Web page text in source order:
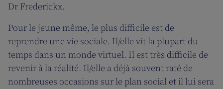
Dr Frederickx.
Pour le jeune même, le plus difficile est de
reprendre une vie sociale. Il/elle vit la plupart du
temps dans un monde virtuel. Il est très difficile de
revenir à la réalité. Il/elle a déjà souvent raté de
nombreuses occasions sur le plan social et il lui sera